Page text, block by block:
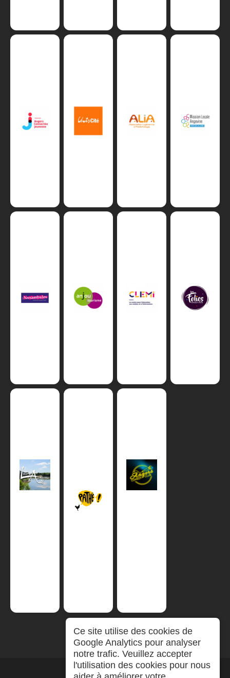
Ce site utilise des cookies de
Google Analytics pour analyser
notre trafic. Veuillez accepter
l'utilisation des cookies pour nous